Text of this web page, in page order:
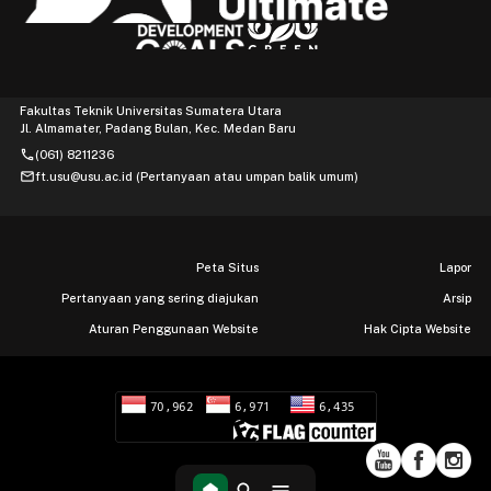
Fakultas Teknik Universitas Sumatera Utara
Jl. Almamater, Padang Bulan, Kec. Medan Baru
phone(061) 8211236
mailft.usu@usu.ac.id (Pertanyaan atau umpan balik umum)
Peta Situs Lapor
Pertanyaan yang sering diajukan Arsip
Aturan Penggunaan Website Hak Cipta Website